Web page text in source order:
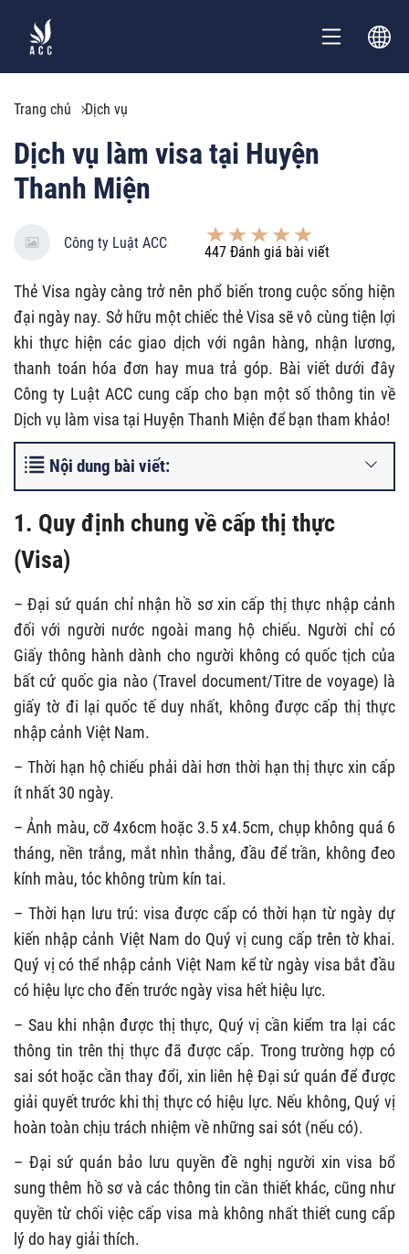
Trang chủ Dịch vụ
Dịch vụ làm visa tại Huyện
Thanh Miện
Công ty Luật ACC
447 Đánh giá bài viết
Thẻ Visa ngày càng trở nên phổ biến trong cuộc sống hiện
đại ngày nay. Sở hữu một chiếc thẻ Visa sẽ vô cùng tiện lợi
khi thực hiện các giao dịch với ngân hàng, nhận lương,
thanh toán hóa đơn hay mua trả góp. Bài viết dưới đây
Công ty Luật ACC cung cấp cho bạn một số thông tin về
Dịch vụ làm visa tại Huyện Thanh Miện để bạn tham khảo!
Nội dung bài viết:
1. Quy định chung về cấp thị thực
(Visa)
– Đại sứ quán chỉ nhận hồ sơ xin cấp thị thực nhập cảnh
đối với người nước ngoài mang hộ chiếu. Người chỉ có
Giấy thông hành dành cho người không có quốc tịch của
bất cứ quốc gia nào (Travel document/Titre de voyage) là
giấy tờ đi lại quốc tế duy nhất, không được cấp thị thực
nhập cảnh Việt Nam.
– Thời hạn hộ chiếu phải dài hơn thời hạn thị thực xin cấp
ít nhất 30 ngày.
– Ảnh màu, cỡ 4x6cm hoặc 3.5 x4.5cm, chụp không quá 6
tháng, nền trắng, mắt nhìn thẳng, đầu để trần, không đeo
kính màu, tóc không trùm kín tai.
– Thời hạn lưu trú: visa được cấp có thời hạn từ ngày dự
kiến nhập cảnh Việt Nam do Quý vị cung cấp trên tờ khai.
Quý vị có thể nhập cảnh Việt Nam kể từ ngày visa bắt đầu
có hiệu lực cho đến trước ngày visa hết hiệu lực.
– Sau khi nhận được thị thực, Quý vị cần kiểm tra lại các
thông tin trên thị thực đã được cấp. Trong trường hợp có
sai sót hoặc cần thay đổi, xin liên hệ Đại sứ quán để được
giải quyết trước khi thị thực có hiệu lực. Nếu không, Quý vị
hoàn toàn chịu trách nhiệm về những sai sót (nếu có).
– Đại sứ quán bảo lưu quyền đề nghị người xin visa bổ
sung thêm hồ sơ và các thông tin cần thiết khác, cũng như
quyền từ chối việc cấp visa mà không nhất thiết cung cấp
lý do hay giải thích.